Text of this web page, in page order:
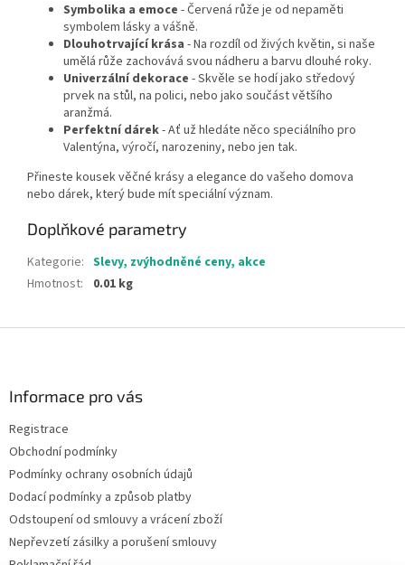
Symbolika a emoce - Červená růže je od nepaměti
symbolem lásky a vášně.
Dlouhotrvající krása - Na rozdíl od živých květin, si naše
umělá růže zachovává svou nádheru a barvu dlouhé roky.
Univerzální dekorace - Skvěle se hodí jako středový
prvek na stůl, na polici, nebo jako součást většího
aranžmá.
Perfektní dárek- Ať už hledáte něco speciálního pro
Valentýna, výročí, narozeniny, nebo jen tak.
Přineste kousek věčné krásy a elegance do vašeho domova
nebo dárek, který bude mít speciální význam.
Doplňkové parametry
Kategorie: Slevy, zvýhodněné ceny, akce
Hmotnost: 0.01 kg
Informace pro vás
Registrace
Obchodní podmínky
Podmínky ochrany osobních údajů
Dodací podmínky a způsob platby
Odstoupení od smlouvy a vrácení zboží
Nepřevzetí zásilky a porušení smlouvy